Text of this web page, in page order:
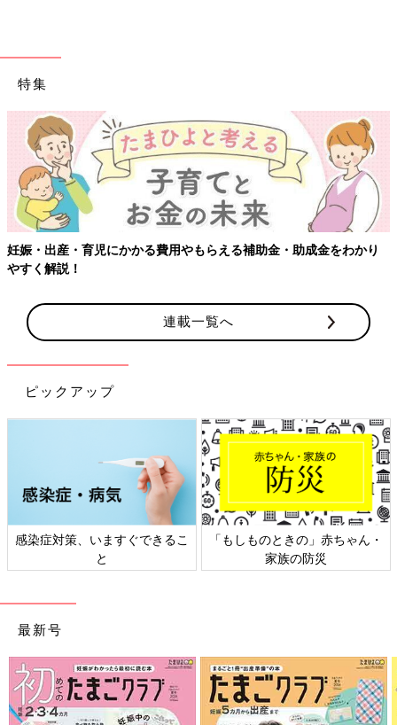
特集
り 【ワクチン接種できるものも】妊婦の感染症対策、知っておい
連載一覧へ
ピックアップ
ゃん・
日本外来小児科学会リーフレッ
六星占術 細木かおりさ
最新号